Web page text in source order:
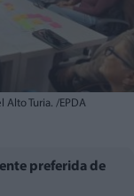
Alto Turia. /EPDA
preferida de